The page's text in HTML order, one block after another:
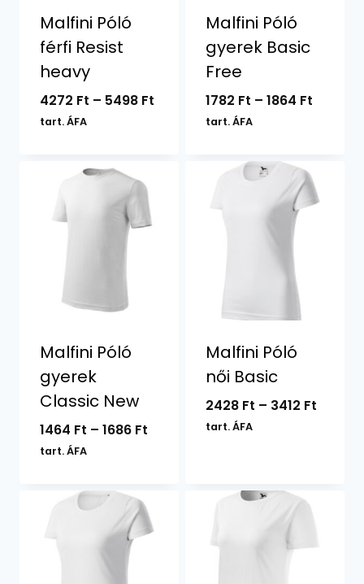
Malfini Póló
férfi Resist
heavy
4272 Ft – 5498 FtÁrtartomány:
tart. ÁFA
Malfini Póló
gyerek Basic
Free
1782 Ft – 1864 Ft
tart. ÁFA
Malfini Póló
gyerek
Classic New
1464 Ft – 1686 FtÁrtartomány:
tart. ÁFA
Malfini Póló
női Basic
2428 Ft – 3412 Ft
tart. ÁFA